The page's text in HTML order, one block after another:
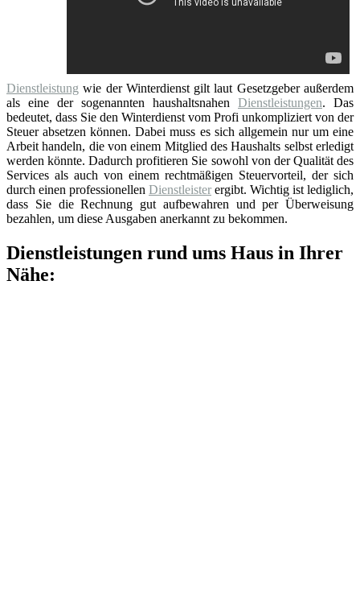
Dienstleistung wie der Winterdienst gilt laut Gesetzgeber außerdem
als eine der sogenannten haushaltsnahen Dienstleistungen. Das
bedeutet, dass Sie den Winterdienst vom Profi unkompliziert von der
Steuer absetzen können. Dabei muss es sich allgemein nur um eine
Arbeit handeln, die von einem Mitglied des Haushalts selbst erledigt
werden könnte. Dadurch profitieren Sie sowohl von der Qualität des
Services als auch von einem rechtmäßigen Steuervorteil, der sich
durch einen professionellen Dienstleister ergibt. Wichtig ist lediglich,
dass Sie die Rechnung gut aufbewahren und per Überweisung
bezahlen, um diese Ausgaben anerkannt zu bekommen.
Dienstleistungen rund ums Haus in Ihrer
Nähe: